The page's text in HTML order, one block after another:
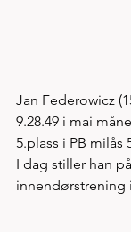
Jan Federowicz
9.28.49 i mai
5.plass i PB milås
I dag stiller han
innendørstrening